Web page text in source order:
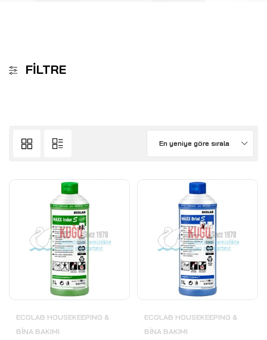
FILTRE
En yeniye göre sırala
ECOLAB HOUSEKEEPING &
BİNA BAKIMI
ECOLAB HOUSEKEEPING &
BİNA BAKIMI